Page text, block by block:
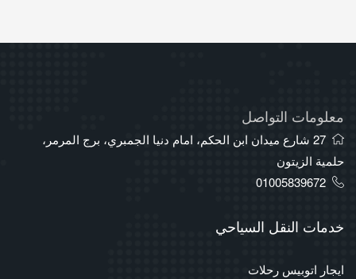
معلومات التواصل
27 شارع ميدان ابن الحكم، امام دنيا الجمبري، برج المرمر،
حلمية الزيتون
01005839672
خدمات النقل السياحي
ايجار اتوبيس رحلات